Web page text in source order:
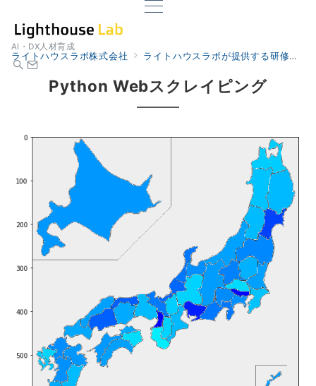
AI・DX人材育成
ライトハウスラボ株式会社 ライトハウスラボが提供する研修
Python Webスクレイピング